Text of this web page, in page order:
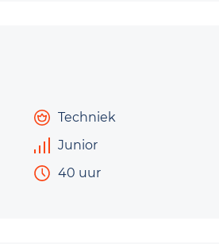
Techniek
Junior
40 uur